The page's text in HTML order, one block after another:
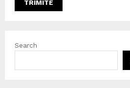
Search